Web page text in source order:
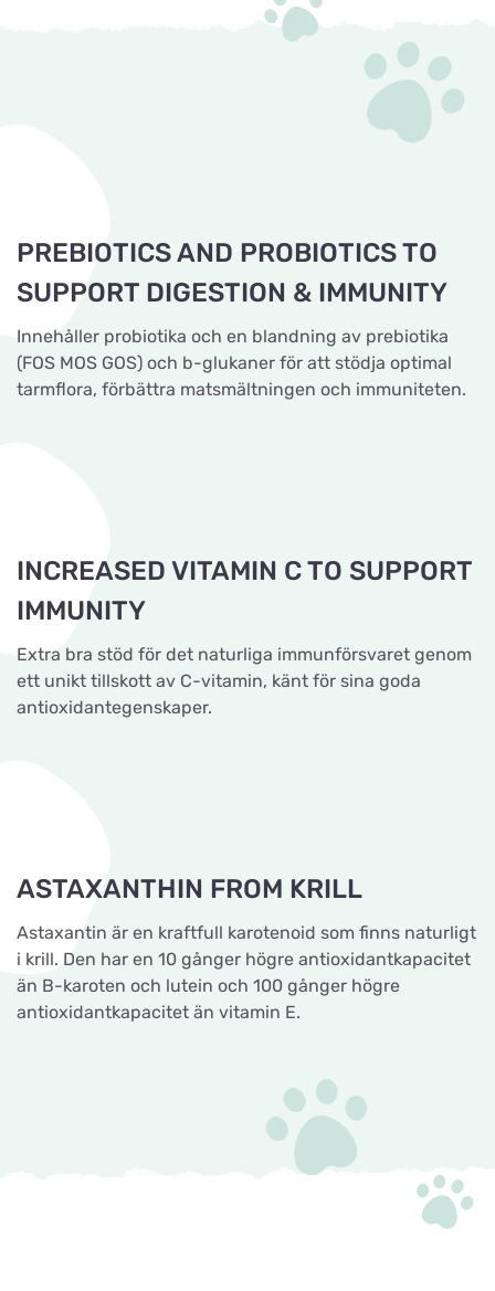
PREBIOTICS AND PROBIOTICS TO
SUPPORT DIGESTION & IMMUNITY
Innehåller probiotika och en blandning av prebiotika
(FOS MOS GOS) och b-glukaner för att stödja optimal
tarmflora, förbättra matsmältningen och immuniteten.
INCREASED VITAMIN C TO SUPPORT
IMMUNITY
Extra bra stöd för det naturliga immunförsvaret genom
ett unikt tillskott av C-vitamin, känt för sina goda
antioxidantegenskaper.
ASTAXANTHIN FROM KRILL
Astaxantin är en kraftfull karotenoid som finns naturligt
i krill. Den har en 10 gånger högre antioxidantkapacitet
än B-karoten och lutein och 100 gånger högre
antioxidantkapacitet än vitamin E.